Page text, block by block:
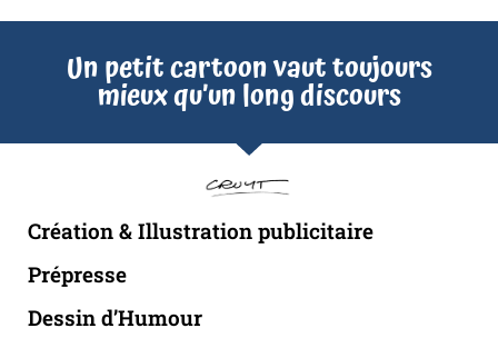
Un petit cartoon vaut toujours
mieux qu’un long discours
Création & Illustration publicitaire
Prépresse
Dessin d’Humour